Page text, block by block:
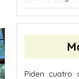
Piden cuatro